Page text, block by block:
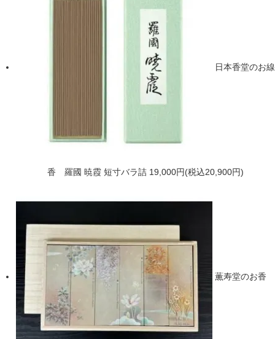
日本香堂のお線
香 羅國 暁霞 短寸バラ詰 19,000円(税込20,900円)
薫寿堂のお香